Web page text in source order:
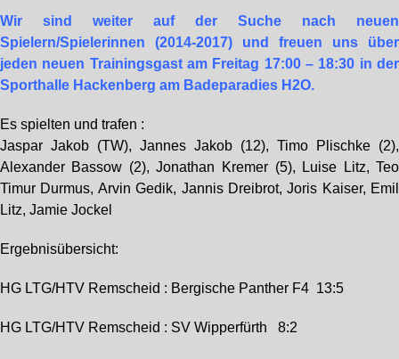
Wir sind weiter auf der Suche nach neuen
Spielern/Spielerinnen (2014-2017) und freuen uns über
jeden neuen Trainingsgast am Freitag 17:00 – 18:30 in der
Sporthalle Hackenberg am Badeparadies H2O.
Es spielten und trafen :
Jaspar Jakob (TW), Jannes Jakob (12), Timo Plischke (2),
Alexander Bassow (2), Jonathan Kremer (5), Luise Litz, Teo
Timur Durmus, Arvin Gedik, Jannis Dreibrot, Joris Kaiser, Emil
Litz, Jamie Jockel
Ergebnisübersicht:
HG LTG/HTV Remscheid : Bergische Panther F4 13:5
HG LTG/HTV Remscheid : SV Wipperfürth 8:2